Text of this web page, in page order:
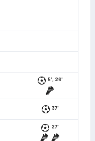
5', 26'
37'
27'